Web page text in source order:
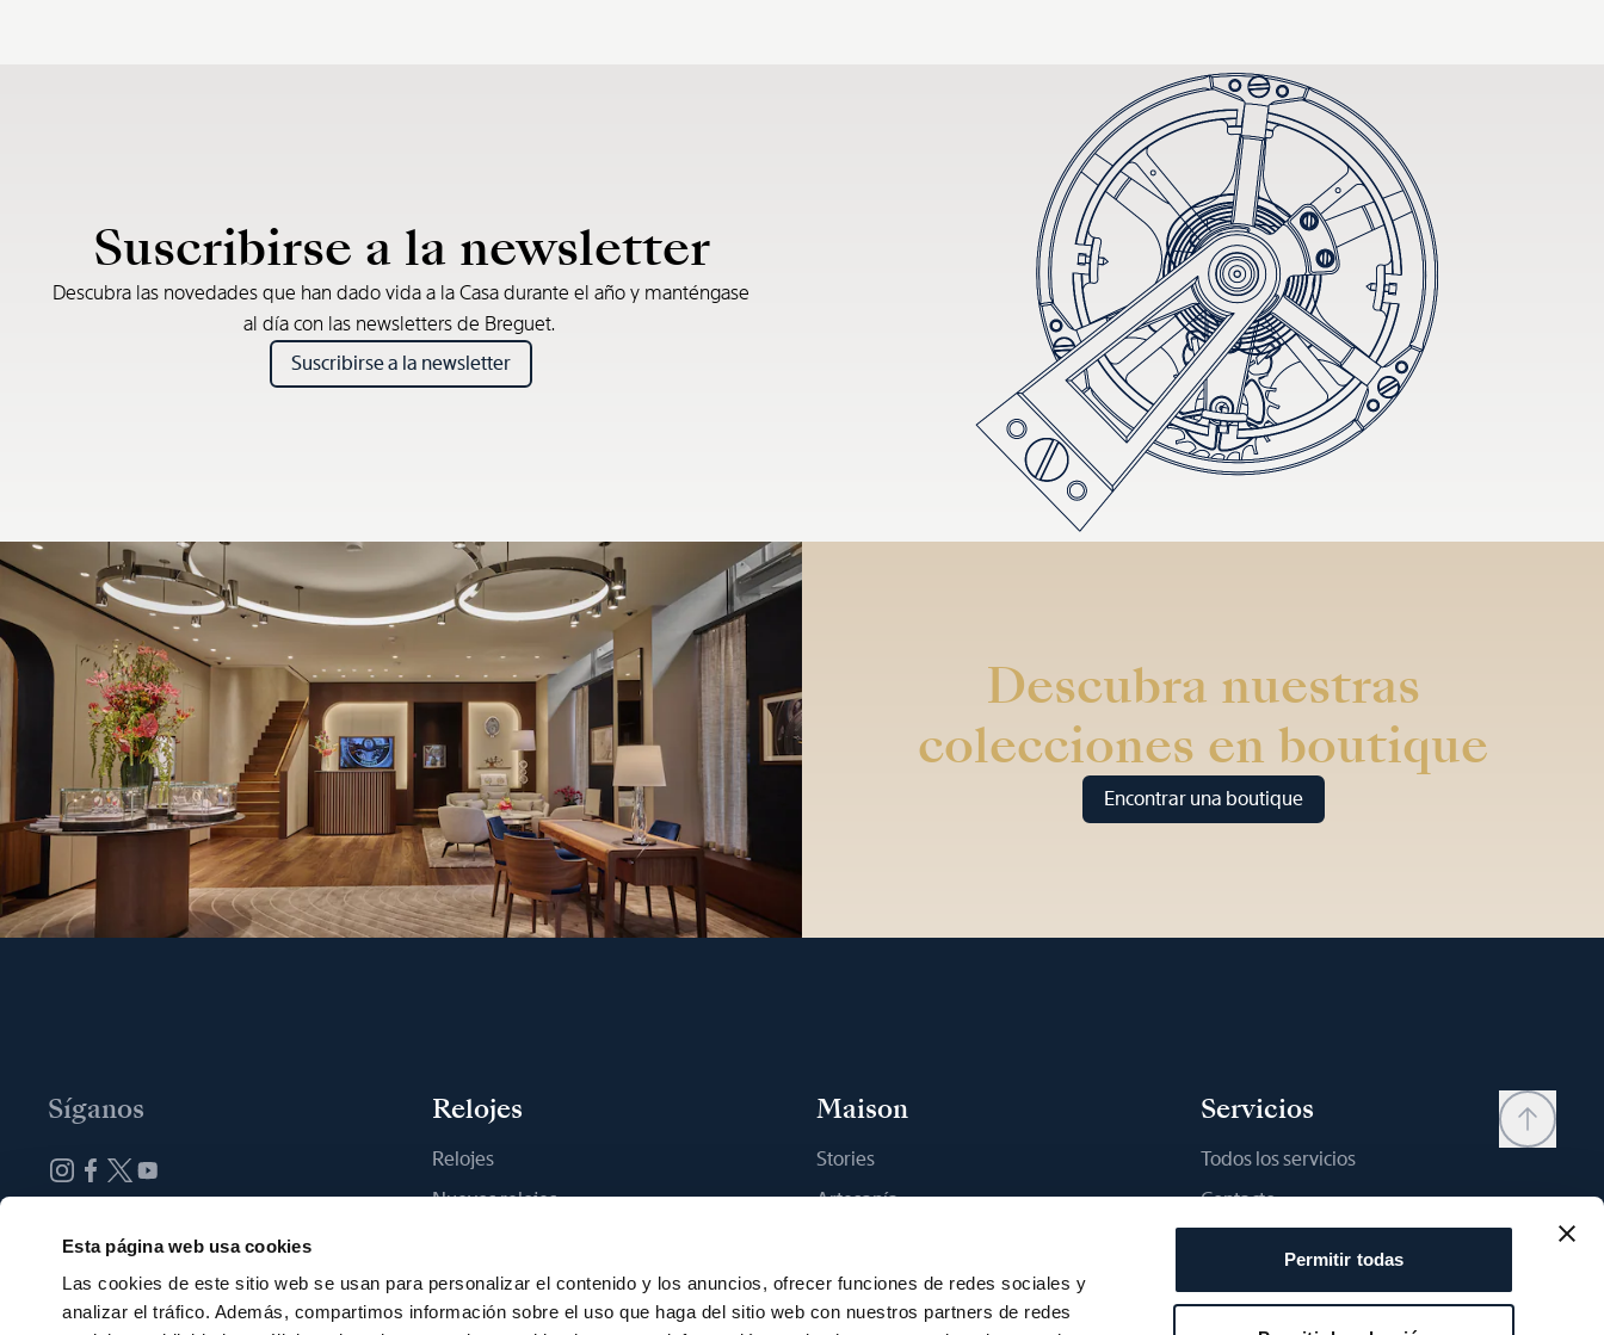
Esta página web usa cookies
Las cookies de este sitio web se usan para personalizar el contenido y los anuncios, ofrecer funciones de redes sociales y
analizar el tráfico. Además, compartimos información sobre el uso que haga del sitio web con nuestros partners de redes
Permitir todas
Suscribirse a la newsletter
Descubra las novedades que han dado vida a la Casa durante el año y manténgase
al día con las newsletters de Breguet.
Suscribirse a la newsletter
Descubra nuestras
colecciones en boutique
Encontrar una boutique
Síganos Relojes
Relojes
Nuevos relojes
Maison
Stories
Artesanía
Sostenibilidad
Empleo
Servicios
Todos los servicios
Contacto